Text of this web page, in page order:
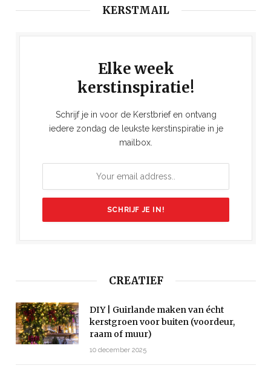
KERSTMAIL
Elke week
kerstinspiratie!
Schrijf je in voor de Kerstbrief en ontvang
iedere zondag de leukste kerstinspiratie in je
mailbox.
CREATIEF
DIY | Guirlande maken van écht
kerstgroen voor buiten (voordeur,
raam of muur)
10 december 2025